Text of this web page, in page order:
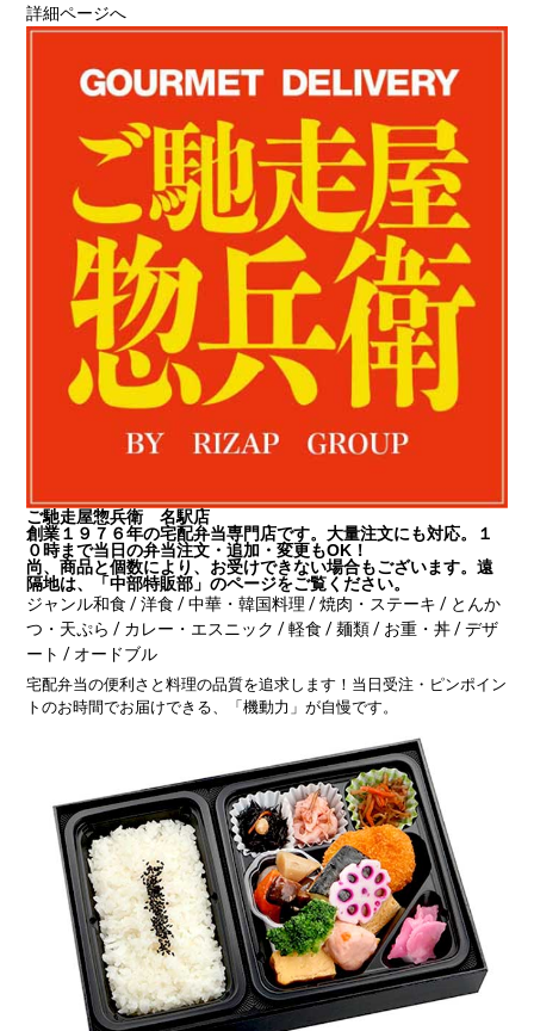
詳細ページへ
ご馳走屋惣兵衛 名駅店
創業１９７６年の宅配弁当専門店です。大量注文にも対応。１
０時まで当日の弁当注文・追加・変更もOK！
尚、商品と個数により、お受けできない場合もございます。遠
隔地は、「中部特販部」のページをご覧ください。
ジャンル和食 / 洋食 / 中華・韓国料理 / 焼肉・ステーキ / とんか
つ・天ぷら / カレー・エスニック / 軽食 / 麺類 / お重・丼 / デザ
ート / オードブル
宅配弁当の便利さと料理の品質を追求します！当日受注・ピンポイン
トのお時間でお届けできる、「機動力」が自慢です。